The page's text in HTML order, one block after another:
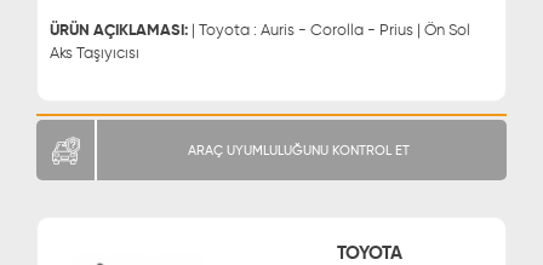
ÜRÜN AÇIKLAMASI: | Toyota : Auris - Corolla - Prius | Ön Sol
Aks Taşıyıcısı
ARAÇ UYUMLULUĞUNU KONTROL ET
TOYOTA